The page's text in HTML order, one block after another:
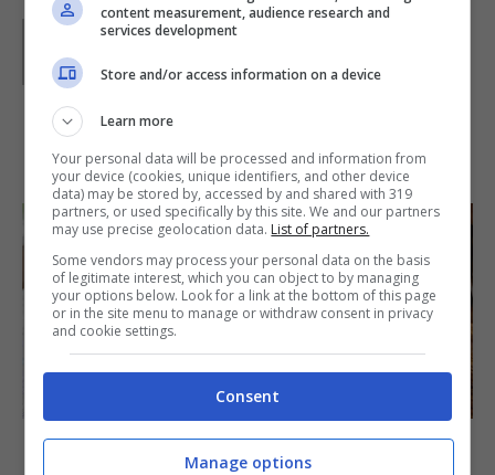
Parole diGIeGI
2013, spaziando tra tutte le tipologie di ricette, con un
IN PRIMO PIANO
Arista di maiale al latte
content measurement, audience research and
services development
Store and/or access information on a device
Learn more
Your personal data will be processed and information from
your device (cookies, unique identifiers, and other device
data) may be stored by, accessed by and shared with 319
partners, or used specifically by this site. We and our partners
may use precise geolocation data. List of partners.
Some vendors may process your personal data on the basis
of legitimate interest, which you can object to by managing
your options below. Look for a link at the bottom of this page
or in the site menu to manage or withdraw consent in privacy
and cookie settings.
Consent
Manage options